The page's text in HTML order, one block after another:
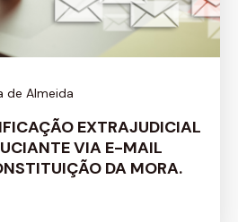
de Almeida
EXTRAJUDICIAL
VIA E-MAIL
DA MORA.